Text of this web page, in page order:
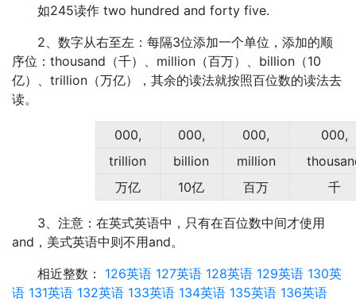
如245读作 two hundred and forty five.
2、数字从右至左：每隔3位添加一个单位，添加的顺
序位：thousand（千）、million（百万）、billion（10
亿）、trillion（万亿），其余的读法就按照百位数的读法去
读。
000, 000, 000,
000,
trillion
billion million
万亿
10亿 百万 千
3、注意：在英式英语中，只有在百位数中间才使用
and，美式英语中则不用and。
相近整数： 126英语 127英语 128英语 129英语 130英
语 131英语 132英语 133英语 134英语 135英语 136英语